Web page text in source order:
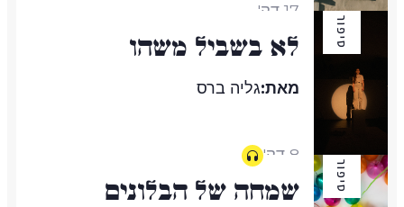
17 דק'
סיפור לא בשביל משהו
מאת:גליה ברס
8 דק'
סיפור שמחה של הבלונים